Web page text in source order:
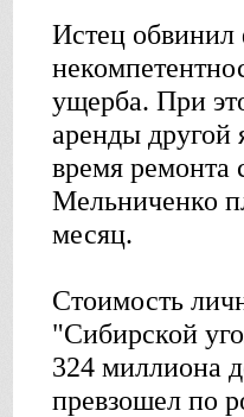
Истец обвинил
ущерба. При
аренды другой
время ремонта
Мельниченко
месяц.
Стоимость
"Сибирской
324 миллиона
превзошел по